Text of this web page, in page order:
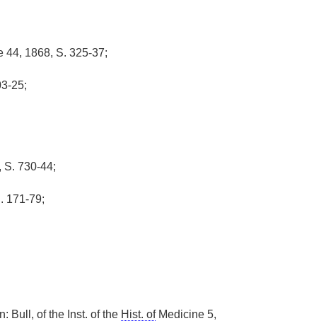
44, 1868, S. 325-37;
25;
S. 730-44;
171-79;
Bull, of the Inst. of the Hist. ofMedicine 5,